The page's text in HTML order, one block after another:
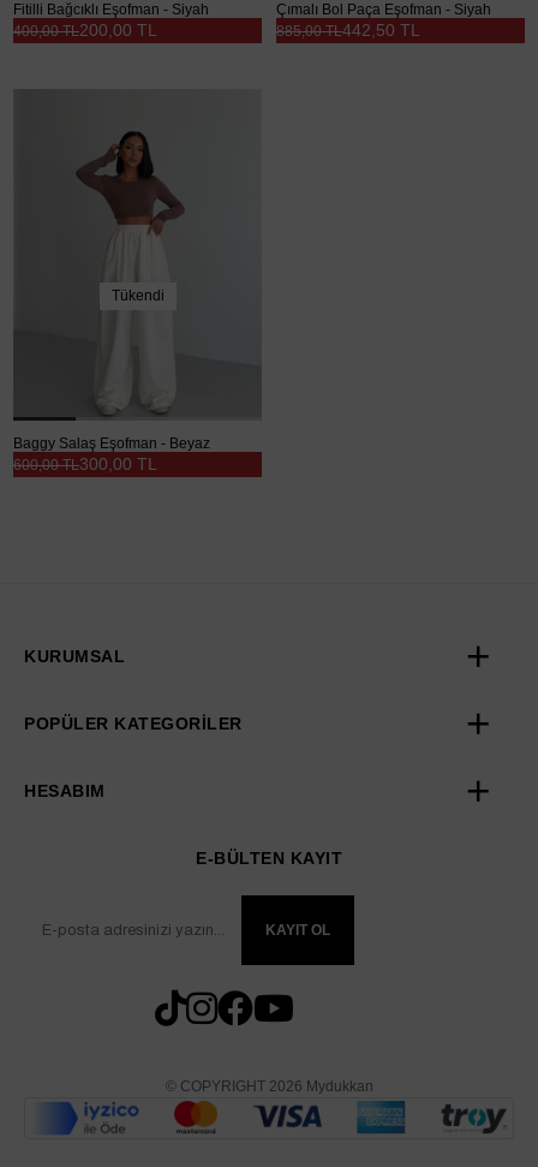
Fitilli Bağcıklı Eşofman - Siyah
200,00 TL
400,00 TL
Çımalı Bol Paça Eşofman - Siyah
442,50 TL
885,00 TL
Tükendi
Baggy Salaş Eşofman - Beyaz
300,00 TL
600,00 TL
KURUMSAL
POPÜLER KATEGORİLER
HESABIM
E-BÜLTEN KAYIT
KAYIT OL
© COPYRIGHT 2026 Mydukkan